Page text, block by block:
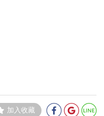
加入收藏